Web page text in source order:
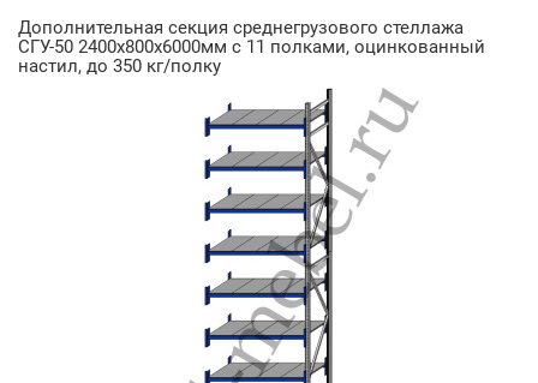
Дополнительная секция среднегрузового стеллажа
СГУ-50 2400х800х6000мм с 11 полками, оцинкованный
настил, до 350 кг/полку